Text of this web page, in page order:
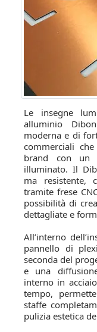
Le insegne
alluminio
moderna e di
commerciali
brand con un
illuminato. Il
ma resistente,
tramite frese
possibilità di
dettagliate e
All’interno
pannello di
seconda del
e una
interno in
tempo,
staffe
pulizia estetica